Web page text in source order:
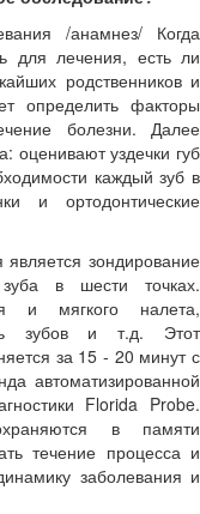
/анамнез/ Когда
для лечения, есть ли
родственников и
определить факторы
болезни. Далее
оценивают уздечки губ
каждый зуб в
и ортодонтические
зондирование
в шести точках.
и мягкого налета,
зубов и т.д. Этот
за 15 - 20 минут с
автоматизированной
Florida Probe.
в памяти
течение процесса и
заболевания и